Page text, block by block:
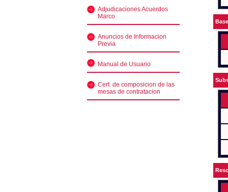
Adjudicaciones Acuerdos
Marco
Anuncios de Informacion
Previa
Manual de Usuario
Cert. de composicion de las
mesas de contratacion